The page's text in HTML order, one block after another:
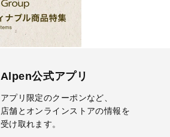
Alpen公式アプリ
アプリ限定のクーポンなど、
店舗とオンラインストアの情報を
受け取れます。